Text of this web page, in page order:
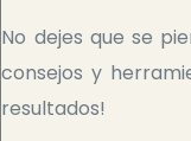
No dejes que se
consejos y
resultados!